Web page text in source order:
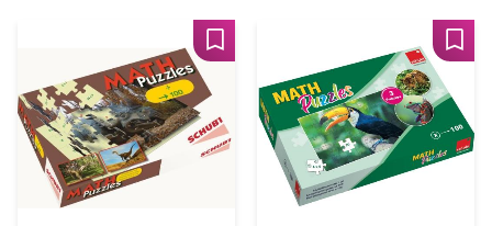
Lägg till i favoriter